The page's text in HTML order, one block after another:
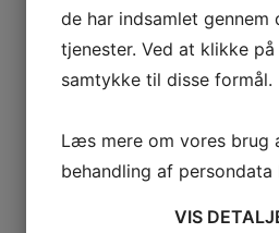
Kontakt os og lad os høre
Mandag - torsdag
de har indsamlet gennem
tjenester. Ved at klikke
samtykke til disse formål.
Læs mere om vores brug
behandling af persondata
VIS